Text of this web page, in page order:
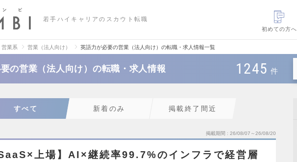
若手ハイキャリアのスカウト転職
初めての方へ
営業系 営業（法人向け） 英語力が必要の営業（法人向け）の転職・求人情報一覧
の営業（法人向け）の転職・求人情報 1245 件
すべて 新着のみ 掲載終了間近
掲載期間 26/08/07～26/08/20
SaaS×上場】AI×継続率99.7%のインフラで経営層